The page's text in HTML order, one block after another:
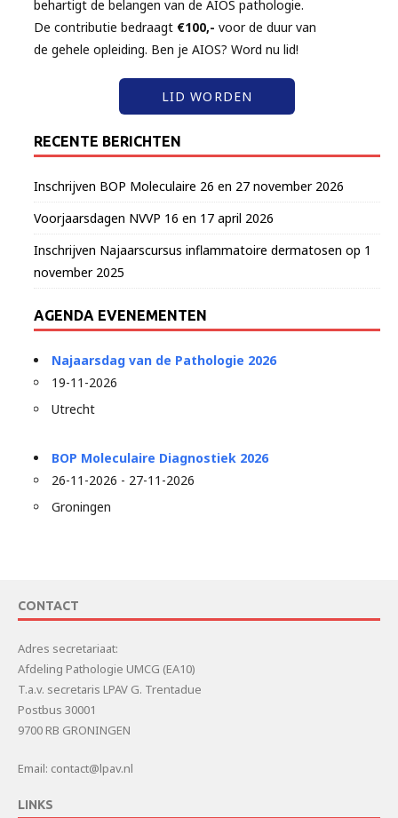
behartigt de belangen van de AIOS pathologie.
De contributie bedraagt €100,- voor de duur van
de gehele opleiding. Ben je AIOS? Word nu lid!
LID WORDEN
RECENTE BERICHTEN
Inschrijven BOP Moleculaire 26 en 27 november 2026
Voorjaarsdagen NVVP 16 en 17 april 2026
Inschrijven Najaarscursus inflammatoire dermatosen op 1
november 2025
AGENDA EVENEMENTEN
Najaarsdag van de Pathologie 2026
19-11-2026
Utrecht
BOP Moleculaire Diagnostiek 2026
26-11-2026 - 27-11-2026
Groningen
CONTACT
Adres secretariaat:
Afdeling Pathologie UMCG (EA10)
T.a.v. secretaris LPAV G. Trentadue
Postbus 30001
9700 RB GRONINGEN
Email: contact@lpav.nl
LINKS